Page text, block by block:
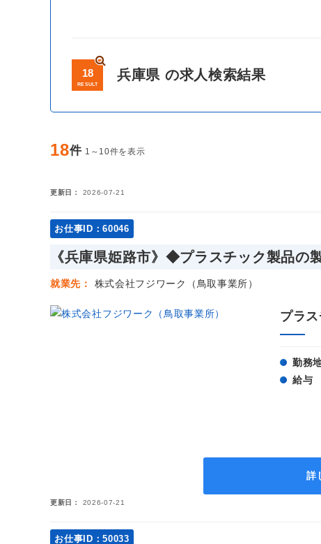
18
RESULT
兵庫県 の求人検索結果
18件 1～10件を表示
更新日 2026-07-21
お仕事ID：60046
《兵庫県姫路市》◆プラスチック製品
就業先 株式会社フジワーク（鳥取事業所）
プラ
勤務
給与
詳
更新日 2026-07-21
お仕事ID：50033